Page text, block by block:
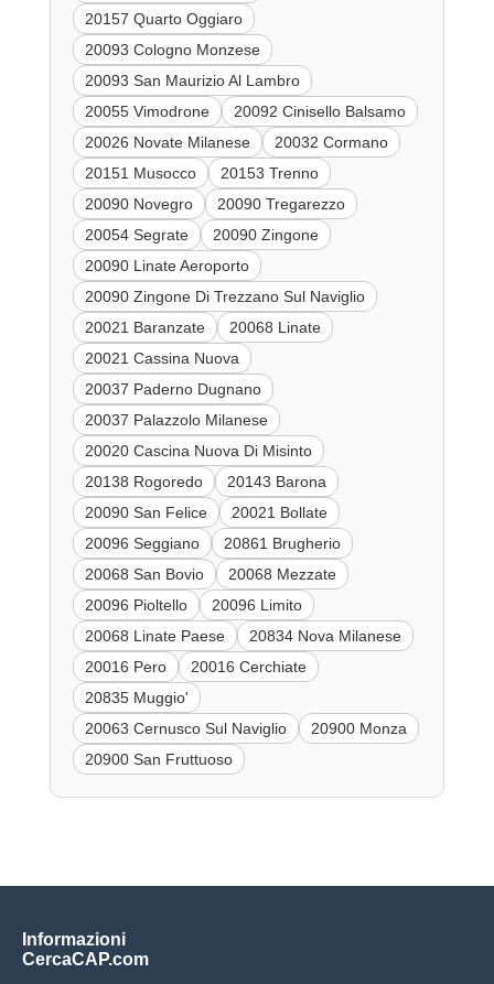
20157 Quarto Oggiaro
20093 Cologno Monzese
20093 San Maurizio Al Lambro
20055 Vimodrone
20092 Cinisello Balsamo
20026 Novate Milanese
20032 Cormano
20151 Musocco
20153 Trenno
20090 Novegro
20090 Tregarezzo
20054 Segrate
20090 Zingone
20090 Linate Aeroporto
20090 Zingone Di Trezzano Sul Naviglio
20021 Baranzate
20068 Linate
20021 Cassina Nuova
20037 Paderno Dugnano
20037 Palazzolo Milanese
20020 Cascina Nuova Di Misinto
20138 Rogoredo
20143 Barona
20090 San Felice
20021 Bollate
20096 Seggiano
20861 Brugherio
20068 San Bovio
20068 Mezzate
20096 Pioltello
20096 Limito
20068 Linate Paese
20834 Nova Milanese
20016 Pero
20016 Cerchiate
20835 Muggio'
20063 Cernusco Sul Naviglio
20900 Monza
20900 San Fruttuoso
Informazioni
CercaCAP.com